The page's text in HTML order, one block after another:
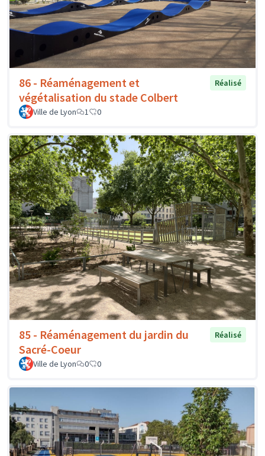
86 - Réaménagement et
végétalisation du stade Colbert
Réalisé
Ville de Lyon 1 0
85 - Réaménagement du jardin du
Sacré-Coeur
Réalisé
Ville de Lyon 0 0